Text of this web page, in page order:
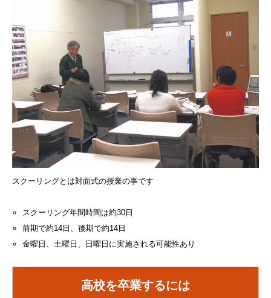
スクーリングとは対面式の授業の事です
スクーリング年間時間は約30日
前期で約14日、後期で約14日
金曜日、土曜日、日曜日に実施される可能性あり
高校を卒業するには